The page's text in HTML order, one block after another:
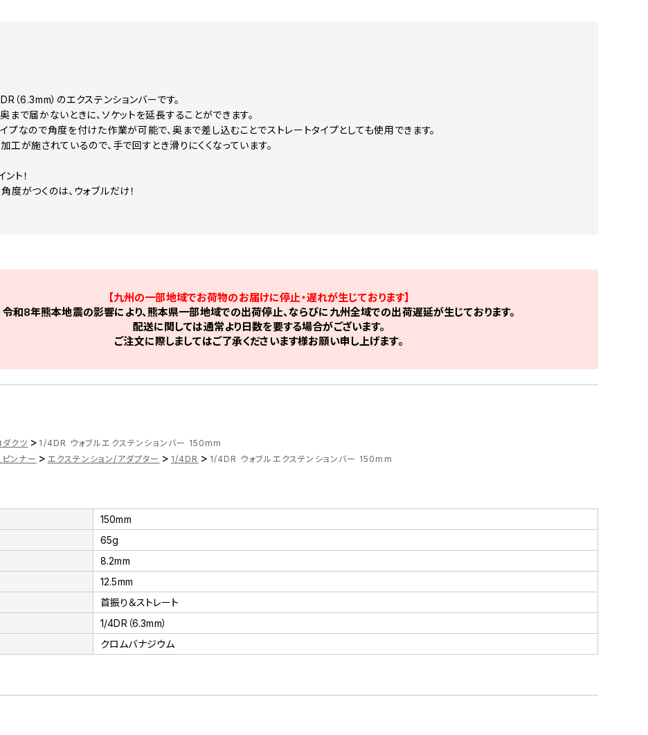
（6.3mm）のエクステンションバーです。
奥まで届かないときに、ソケットを延長することができます。
イプなので角度を付けた作業が可能で、奥まで差し込むことでストレートタイプとしても使用できます。
加工が施されているので、手で回すとき滑りにくくなっています。
ト！
角度がつくのは、ウォブルだけ！
【九州の一部地域でお荷物のお届けに停止・遅れが生じております】
令和8年熊本地震の影響により、熊本県一部地域での出荷停止、ならびに九州全域での出荷遅延が生じております。
配送に関しては通常より日数を要する場合がございます。
ご注文に際しましてはご了承くださいます様お願い申し上げます。
ダクツ > 1/4DR ウォブルエクステンションバー 150mm
ピンナー > エクステンション/アダプター > 1/4DR > 1/4DR ウォブルエクステンションバー 150mm
150mm
65g
8.2mm
12.5mm
首振り＆ストレート
1/4DR（6.3mm）
クロムバナジウム